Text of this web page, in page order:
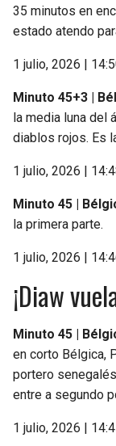
35 minutos en
estado atendo
1 julio, 2026 |
Minuto 45+3 |
la media luna del
diablos rojos. Es
1 julio, 2026 |
Minuto 45 |
la primera parte.
1 julio, 2026 |
¡Diaw
Minuto 45 |
en corto Bélgica,
portero
entre a segundo
1 julio, 2026 |